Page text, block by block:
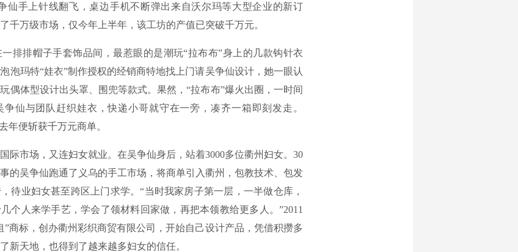
仙手上针线翻飞，桌边手机不断弹出来自沃尔玛等大型企业的新订
千万级市场，仅今年上半年，该工坊的产值已突破千万元。
排帽子手套饰品间，最惹眼的是潮玩“拉布布”身上的几款钩针衣
泡玛特“娃衣”制作授权的经销商特地找上门请吴争仙设计，她一眼认
偶体型设计出头罩、围兜等款式。果然，“拉布布”爆火出圈，一时间
争仙与团队赶织娃衣，快递小哥就守在一旁，凑齐一箱即刻发走。
年便斩获千万元商单。
市场，又连妇女就业。在吴争仙身后，站着3000多位衢州妇女。30
的吴争仙跑通了义乌的手工市场，将商单引入衢州，包教技术、包发
待业妇女甚至跨区上门求学。“当时我家房子第一层，一半做仓库，
个人来学手艺，学会了领材料回家做，再把本领教给更多人。”2011
”商标，创办衢州彩织商贸有限公司，开始自己设计产品，凭借积攒多
新天地，也得到了越来越多妇女的信任。